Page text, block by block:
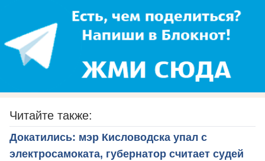
Читайте также:
Докатились: мэр Кисловодска упал с
электросамоката, губернатор считает судей